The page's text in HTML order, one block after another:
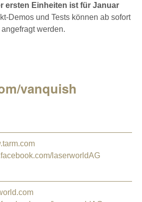
ersten Einheiten ist für Januar
Demos und Tests können ab sofort
angefragt werden.
vanquish
laserworldAG